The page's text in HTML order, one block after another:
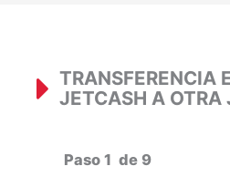
TRANSFERENCIA
JETCASH A OTRA
Paso 1 de 9